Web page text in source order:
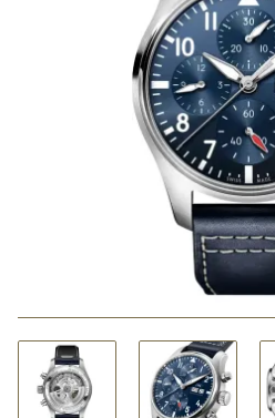
ROLEX CERTIFIED PRE-OWNED
LUXURY DEALS
HOCHZEIT